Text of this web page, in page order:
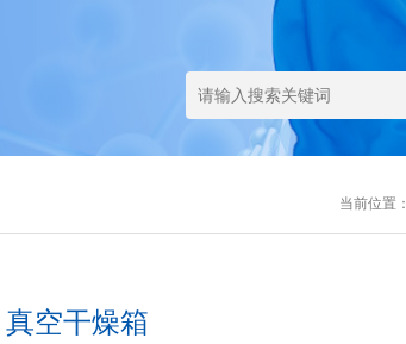
当前位置：
真空干燥箱